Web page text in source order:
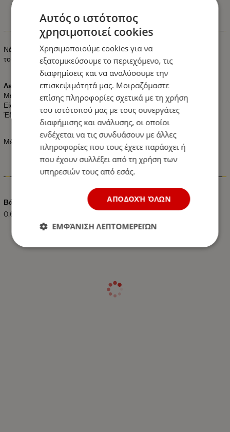
Πληροφορίες
Νέα ηλεκτρομαγνητική βαλβίδα σωληνοειδούς / κέρατου για όλους
τους τύπους οχημάτων.
Λειτουργεί σε 12V και 24V
Μέγεθος εξαρτημάτων:
Είσοδος (θηλυκό) - 3,1mm
Έξοδος (αρσενικό) - 6.3mm
Μέγιστη πίεση - 150 psi
Χαρακτηριστικά
Βάρος (kg.)
0.60
Αυτός ο ιστότοπος
χρησιμοποιεί cookies
Χρησιμοποιούμε cookies για να
εξατομικεύσουμε το περιεχόμενο, τις
διαφημίσεις και να αναλύσουμε την
επισκεψιμότητά μας. Μοιραζόμαστε
επίσης πληροφορίες σχετικά με τη χρήση
του ιστότοπού μας με τους συνεργάτες
διαφήμισης και ανάλυσης, οι οποίοι
ενδέχεται να τις συνδυάσουν με άλλες
πληροφορίες που τους έχετε παράσχει ή
που έχουν συλλέξει από τη χρήση των
υπηρεσιών τους από εσάς.
ΑΠΟΔΟΧΉ ΌΛΩΝ
ΕΜΦΆΝΙΣΗ ΛΕΠΤΟΜΕΡΕΙΏΝ